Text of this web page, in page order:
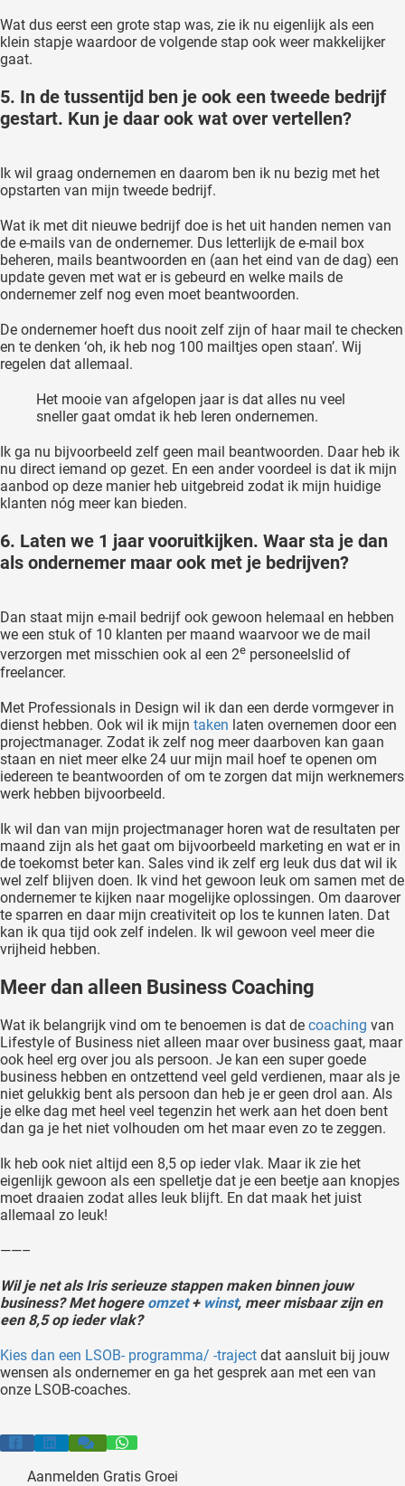
Wat dus eerst een grote stap was, zie ik nu eigenlijk als een
klein stapje waardoor de volgende stap ook weer makkelijker
gaat.
5. In de tussentijd ben je ook een tweede bedrijf
gestart. Kun je daar ook wat over vertellen?
Ik wil graag ondernemen en daarom ben ik nu bezig met het
opstarten van mijn tweede bedrijf.
Wat ik met dit nieuwe bedrijf doe is het uit handen nemen van
de e-mails van de ondernemer. Dus letterlijk de e-mail box
beheren, mails beantwoorden en (aan het eind van de dag) een
update geven met wat er is gebeurd en welke mails de
ondernemer zelf nog even moet beantwoorden.
De ondernemer hoeft dus nooit zelf zijn of haar mail te checken
en te denken ‘oh, ik heb nog 100 mailtjes open staan’. Wij
regelen dat allemaal.
Het mooie van afgelopen jaar is dat alles nu veel
sneller gaat omdat ik heb leren ondernemen.
Ik ga nu bijvoorbeeld zelf geen mail beantwoorden. Daar heb ik
nu direct iemand op gezet. En een ander voordeel is dat ik mijn
aanbod op deze manier heb uitgebreid zodat ik mijn huidige
klanten nóg meer kan bieden.
6. Laten we 1 jaar vooruitkijken. Waar sta je dan
als ondernemer maar ook met je bedrijven?
Dan staat mijn e-mail bedrijf ook gewoon helemaal en hebben
we een stuk of 10 klanten per maand waarvoor we de mail
verzorgen met misschien ook al een 2e personeelslid of
freelancer.
Met Professionals in Design wil ik dan een derde vormgever in
dienst hebben. Ook wil ik mijn taken laten overnemen door een
projectmanager. Zodat ik zelf nog meer daarboven kan gaan
staan en niet meer elke 24 uur mijn mail hoef te openen om
iedereen te beantwoorden of om te zorgen dat mijn werknemers
werk hebben bijvoorbeeld.
Ik wil dan van mijn projectmanager horen wat de resultaten per
maand zijn als het gaat om bijvoorbeeld marketing en wat er in
de toekomst beter kan. Sales vind ik zelf erg leuk dus dat wil ik
wel zelf blijven doen. Ik vind het gewoon leuk om samen met de
ondernemer te kijken naar mogelijke oplossingen. Om daarover
te sparren en daar mijn creativiteit op los te kunnen laten. Dat
kan ik qua tijd ook zelf indelen. Ik wil gewoon veel meer die
vrijheid hebben.
Meer dan alleen Business Coaching
Wat ik belangrijk vind om te benoemen is dat de coaching van
Lifestyle of Business niet alleen maar over business gaat, maar
ook heel erg over jou als persoon. Je kan een super goede
business hebben en ontzettend veel geld verdienen, maar als je
niet gelukkig bent als persoon dan heb je er geen drol aan. Als
je elke dag met heel veel tegenzin het werk aan het doen bent
dan ga je het niet volhouden om het maar even zo te zeggen.
Ik heb ook niet altijd een 8,5 op ieder vlak. Maar ik zie het
eigenlijk gewoon als een spelletje dat je een beetje aan knopjes
moet draaien zodat alles leuk blijft. En dat maak het juist
allemaal zo leuk!
——–
Wil je net als Iris serieuze stappen maken binnen jouw
business? Met hogere omzet+ winst, meer misbaar zijn en
een 8,5 op ieder vlak?
Kies dan een LSOB- programma/ -traject dat aansluit bij jouw
wensen als ondernemer en ga het gesprek aan met een van
onze LSOB-coaches.
Aanmelden Gratis Groei